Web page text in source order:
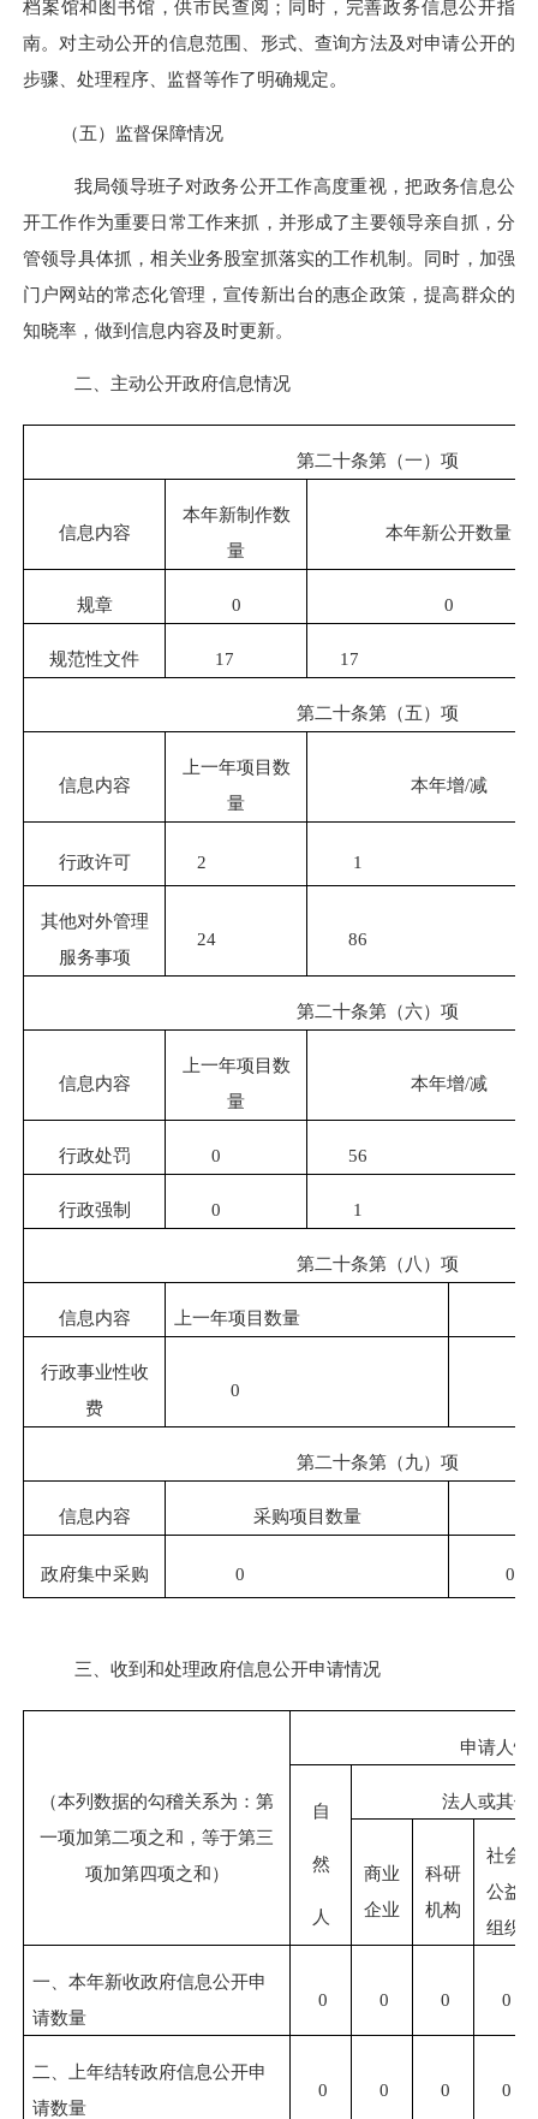
档案馆和图书馆，供市民查阅；同时，完善政务信息公开指
南。对主动公开的信息范围、形式、查询方法及对申请公开的
步骤、处理程序、监督等作了明确规定。
（五）监督保障情况
我局领导班子对政务公开工作高度重视，把政务信息公
开工作作为重要日常工作来抓，并形成了主要领导亲自抓，分
管领导具体抓，相关业务股室抓落实的工作机制。同时，加强
门户网站的常态化管理，宣传新出台的惠企政策，提高群众的
知晓率，做到信息内容及时更新。
二、主动公开政府信息情况
第二十条第（一）项
信息内容
本年新制作数
量
本年新公开数量
规章 0 0
规范性文件 17 17
第二十条第（五）项
信息内容
上一年项目数
量
本年增/减
行政许可 2 1
其他对外管理
服务事项
24 86
第二十条第（六）项
信息内容
上一年项目数
量
本年增/减
行政处罚 0 56
行政强制 0 1
第二十条第（八）项
信息内容 上一年项目数量
行政事业性收
费
0
第二十条第（九）项
信息内容 采购项目数量
政府集中采购 0 0
三、收到和处理政府信息公开申请情况
（本列数据的勾稽关系为：第
一项加第二项之和，等于第三
项加第四项之和）
申请人情
自
然
人
法人或其他
商业
企业
科研
机构
社会
公益
组织
一、本年新收政府信息公开申
请数量
0 0 0 0
二、上年结转政府信息公开申
请数量
0 0 0 0